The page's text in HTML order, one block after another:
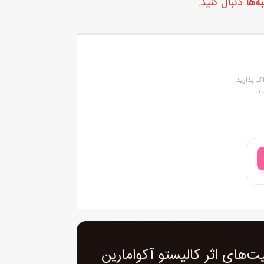
محمدرضا عاشقش بود و می‌گفت :
بذارید.
اثر کالیستو آکوامارین